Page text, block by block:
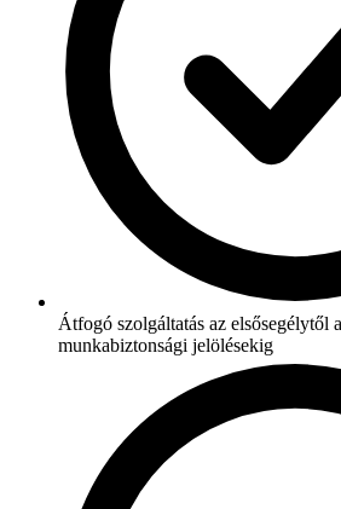
Átfogó szolgáltatás az elsősegélytől
munkabiztonsági jelölésekig